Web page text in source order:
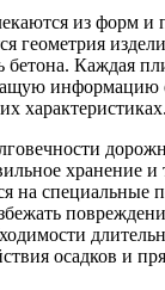
из форм и
геометрия
бетона. Каждая
информацию
характеристиках.
хранение и
на специальные
осадков и